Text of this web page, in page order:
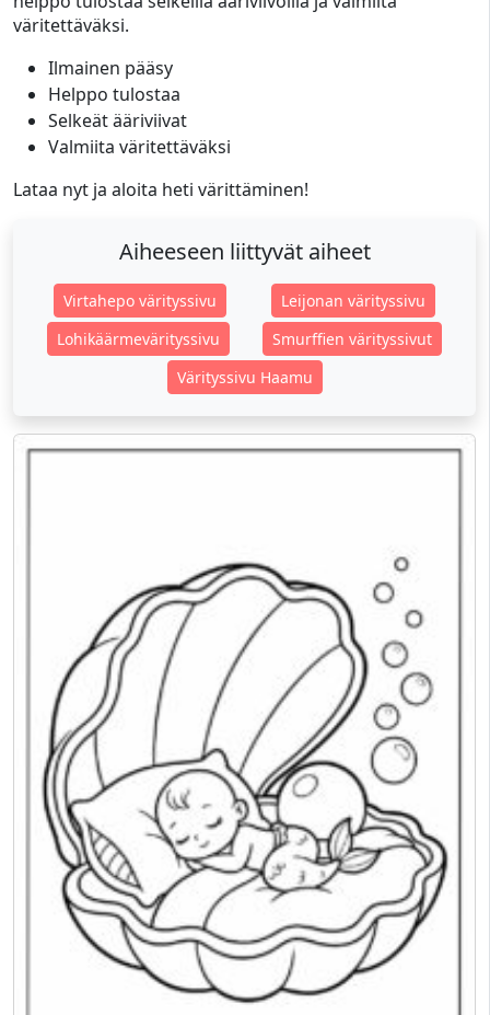
väritettäväksi.
Ilmainen pääsy
Helppo tulostaa
Selkeät ääriviivat
Valmiita väritettäväksi
Lataa nyt ja aloita heti värittäminen!
Aiheeseen liittyvät aiheet
Virtahepo värityssivu
Leijonan värityssivu
Lohikäärmevärityssivu
Smurffien värityssivut
Värityssivu Haamu